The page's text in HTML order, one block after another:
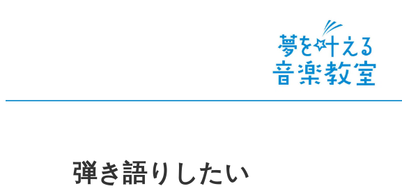
弾き語りしたい